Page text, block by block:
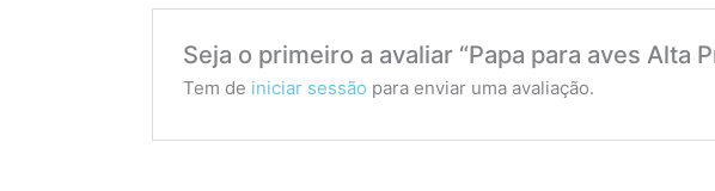
Seja o primeiro a avaliar “Papa para aves Alta
Tem de iniciar sessão para enviar uma avaliação.